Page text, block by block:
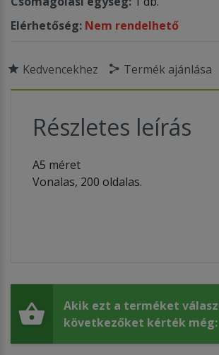
Elérhetőség: Nem rendelhető
Kedvencekhez Termék ajánlása
Részletes leírás
A5 méret
Vonalas, 200 oldalas.
Akik ezt a terméket
következőket kérték még: